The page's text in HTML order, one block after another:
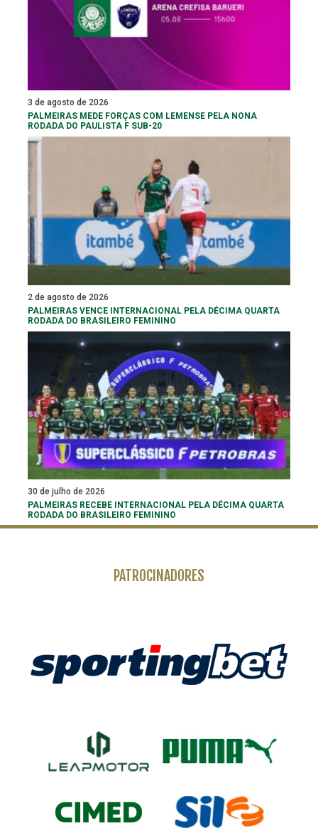
3 de agosto de 2026
PALMEIRAS MEDE FORÇAS COM LEMENSE PELA NONA
RODADA DO PAULISTA F SUB-20
2 de agosto de 2026
PALMEIRAS VENCE INTERNACIONAL PELA DÉCIMA QUARTA
RODADA DO BRASILEIRO FEMININO
30 de julho de 2026
PALMEIRAS RECEBE INTERNACIONAL PELA DÉCIMA QUARTA
RODADA DO BRASILEIRO FEMININO
PATROCINADORES